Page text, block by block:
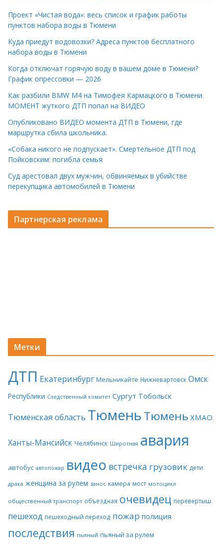
Проект «Чистая вода»: весь список и график работы
пунктов набора воды в Тюмени
Куда приедут водовозки? Адреса пунктов бесплатного
набора воды в Тюмени
Когда отключат горячую воду в вашем доме в Тюмени?
График опрессовки — 2026
Как разбили BMW M4 на Тимофея Кармацкого в Тюмени.
МОМЕНТ жуткого ДТП попал на ВИДЕО
Опубликовано ВИДЕО момента ДТП в Тюмени, где
маршрутка сбила школьника.
«Собака никого не подпускает». Смертельное ДТП под
Пойковским: погибла семья
Суд арестовал двух мужчин, обвиняемых в убийстве
перекупщика автомобилей в Тюмени
Партнерская реклама
Метки
ДТП Екатеринбург Мельникайте Нижневартовск Омск
Республики Следственный комитет Сургут Тобольск
Тюменская область ТюменьТюмень ХМАО
Ханты-Мансийск Челябинск Широтная авария
автобус автопожар видео встречка грузовик дети
драка женщина за рулем занос камера мост мотоцикл
общественный транспорт объездная очевидец перевертыш
пешеход пешеходный переход пожар полиция
последствия пьяный пьяный за рулем